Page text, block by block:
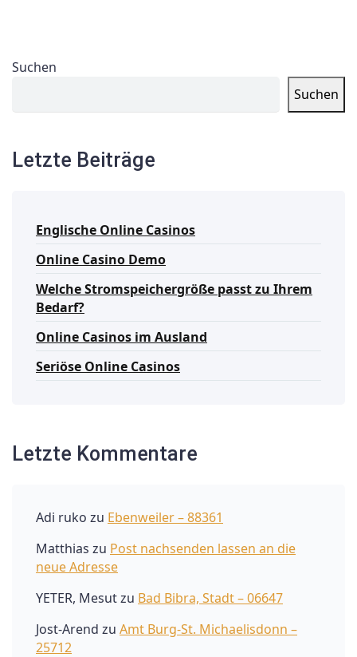
Suchen
Suchen
Letzte Beiträge
Englische Online Casinos
Online Casino Demo
Welche Stromspeichergröße passt zu Ihrem
Bedarf?
Online Casinos im Ausland
Seriöse Online Casinos
Letzte Kommentare
Adi ruko zu Ebenweiler – 88361
Matthias zu Post nachsenden lassen an die
neue Adresse
YETER, Mesutzu Bad Bibra, Stadt – 06647
Jost-Arend zu Amt Burg-St. Michaelisdonn –
25712